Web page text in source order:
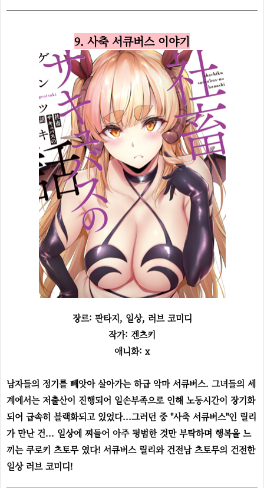
9. 사축 서큐버스 이야기
장르: 판타지, 일상, 러브 코미디
작가: 겐츠키
애니화: x
남자들의 정기를 빼앗아 살아가는 하급 악마 서큐버스. 그녀들의 세
계에서는 저출산이 진행되어 일손부족으로 인해 노동시간이 장기화
되어 급속히 블랙화되고 있었다...그러던 중 "사축 서큐버스"인 릴리
가 만난 건... 일상에 찌들어 아주 평범한 것만 부탁하며 행복을 느
끼는 쿠로키 츠토무 였다! 서큐버스 릴리와 건전남 츠토무의 건전한
일상 러브 코미디!